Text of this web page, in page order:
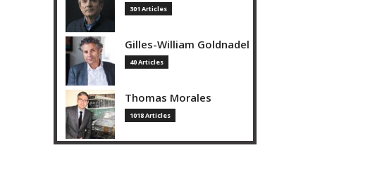
301 Articles
Gilles-William Goldnadel
40 Articles
Thomas Morales
1018 Articles